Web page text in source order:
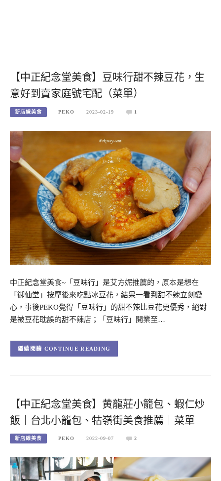
【中正紀念堂美食】豆味行甜不辣豆花，生
意好到賣家庭號宅配（菜單）
新店線美食 PEKO 2023-02-19 1
中正紀念堂美食~「豆味行」是艾方妮推薦的，原本是想在
「御仙堂」按摩後來吃點冰豆花，結果一看到甜不辣立刻變
心，事後PEKO覺得「豆味行」的甜不辣比豆花更優秀，絕對
是被豆花耽誤的甜不辣店；「豆味行」開業至…
CONTINUE READING
【中正紀念堂美食】黄龍莊小籠包、蝦仁炒
飯｜台北小籠包、牯嶺街美食推薦｜菜單
新店線美食 PEKO 2022-09-07 2